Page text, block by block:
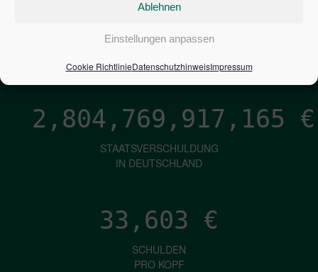
Ablehnen
Einstellungen anpassen
Cookie RichtlinieDatenschutzhinweisImpressum
1,601
ZINSEN
PRO SEKUNDE
2,804,769,918,012 €
STAATSVERSCHULDUNG
IN DEUTSCHLAND
33,603 €
SCHULDEN
PRO KOPF